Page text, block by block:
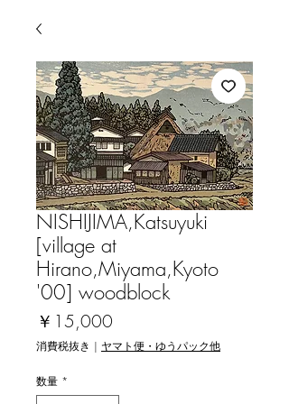
NISHIJIMA,Katsuyuki
[village at
Hirano,Miyama,Kyoto
'00] woodblock
￥15,000
格
消費税抜き | ヤマト便・ゆうパック他
数量 *